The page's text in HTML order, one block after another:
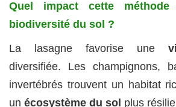
Quel impact cette
biodiversité du sol ?
La lasagne favorise une
diversifiée. Les champignons,
invertébrés trouvent un habitat
un écosystème du sol plus